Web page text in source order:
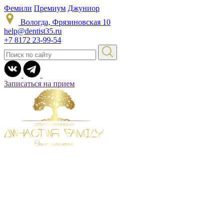
Фемили Премиум Джуниор
Вологда, Фрязиновская 10
help@dentist35.ru
+7 8172 23-99-54
Записаться на прием